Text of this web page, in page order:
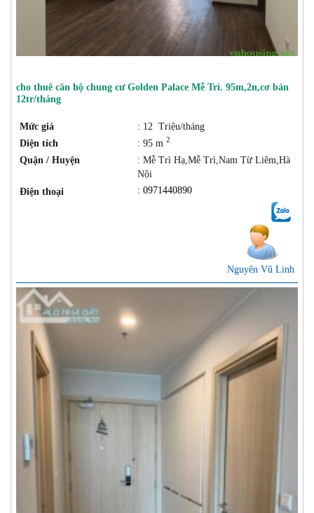
cho thuê căn hộ chung cư Golden Palace Mễ Trì. 95m,2n,cơ bản
12tr/tháng
Mức giá
: 12 Triệu/tháng
Diện tích
: 95 m 2
Quận / Huyện
: Mễ Trì Hạ,Mễ Trì,Nam Từ Liêm,Hà
Nội
Điện thoại
: 0971440890
Nguyên Vũ Linh